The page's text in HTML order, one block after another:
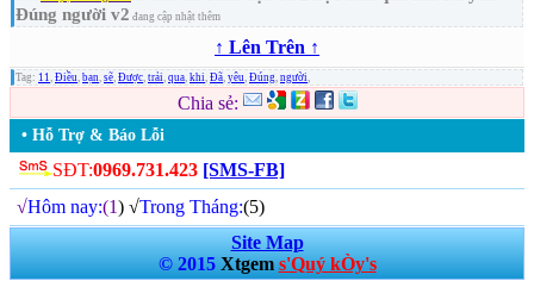
Đúng người v2 đang cập nhật thêm
↑ Lên Trên ↑
Tag: 11, Điều, bạn, sẽ, Được, trải, qua, khi, Đã, yêu, Đúng, người,
Chia sẻ:
• Hỗ Trợ & Báo Lỗi
SĐT:0969.731.423 [SMS-FB]
√Hôm nay:(1) √Trong Tháng:(5)
Site Map
© 2015Xtgems'Quý kÒy's